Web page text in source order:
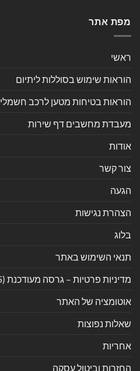
מפת אתר
ראשי
הוראות שימוש בסוללות ליתיום
הוראות בטיחות מטען לרכב חשמלי
מעבדת מחשבים דף שירות
אודות
צור קשר
הגעה
הצהרת נגישות
בלוג
תנאי השימוש באתר
מדיניות פרטיות – גרסה מעודכנת (2025)
אוטומציה של האתר
שאלות נפוצות
אחריות
החזרות וביטול עסקה